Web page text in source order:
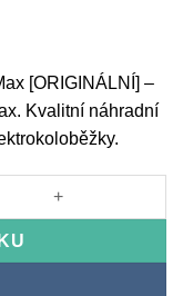
[ORIGINÁLNÍ] –
Kvalitní náhradní
množství